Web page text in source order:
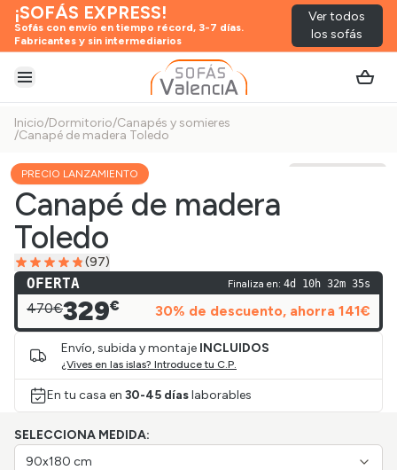
¡SOFÁS EXPRESS!
Sofás con envío en tiempo récord, 3-7 días.
Fabricantes y sin intermediarios
Ver todos
los sofás
Abrir menú
Inicio/Dormitorio/Canapés y somieres
/Canapé de madera Toledo
PRECIO LANZAMIENTO
Canapé de madera
Toledo
(97)
OFERTA Finaliza en: 4d 10h 32m 35s
470€329€ 30% de descuento, ahorra 141€
Envío, subida y montaje INCLUIDOS
¿Vives en las islas? Introduce tu C.P.
En tu casa en 30-45 díaslaborables
SELECCIONA MEDIDA:
90x180 cm